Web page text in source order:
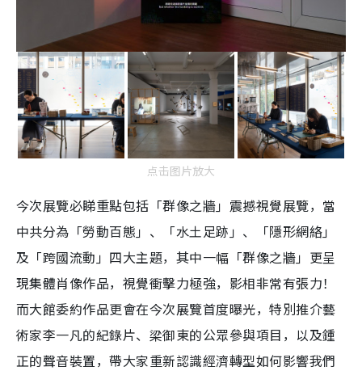
点击图片放大
今次展覽必睇重點包括「群像之牆」震撼視覺展覽，當
中共分為「勞動百態」、「水土足跡」、「隱形網絡」
及「跨國流動」四大主題，其中一幅「群像之牆」更呈
現集體肖像作品，視覺衝擊力極強，影相非常有張力！
而大館委約作品更會在今次展覽首度曝光，特別推介藝
術家李一凡的紀錄片、梁御東的公眾參與項目，以及鍾
正的聲音裝置，帶大家重新認識經濟轉型如何影響我們